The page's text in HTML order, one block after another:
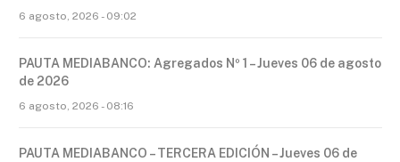
6 agosto, 2026 - 09:02
PAUTA MEDIABANCO: Agregados Nº 1 – Jueves 06 de agosto
de 2026
6 agosto, 2026 - 08:16
PAUTA MEDIABANCO – TERCERA EDICIÓN – Jueves 06 de